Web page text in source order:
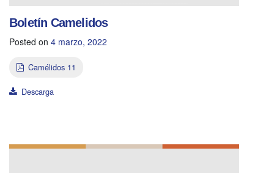
Boletín Camelidos
Posted on 4 marzo, 2022
Camélidos 11
Descarga